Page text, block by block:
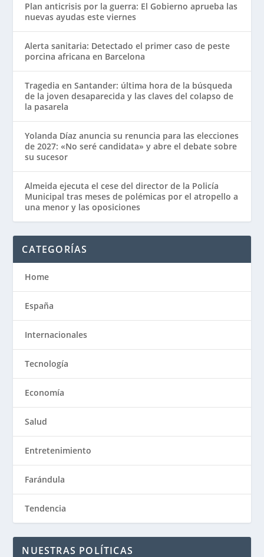
Plan anticrisis por la guerra: El Gobierno aprueba las
nuevas ayudas este viernes
Alerta sanitaria: Detectado el primer caso de peste
porcina africana en Barcelona
Tragedia en Santander: última hora de la búsqueda
de la joven desaparecida y las claves del colapso de
la pasarela
Yolanda Díaz anuncia su renuncia para las elecciones
de 2027: «No seré candidata» y abre el debate sobre
su sucesor
Almeida ejecuta el cese del director de la Policía
Municipal tras meses de polémicas por el atropello a
una menor y las oposiciones
CATEGORÍAS
Home
España
Internacionales
Tecnología
Economía
Salud
Entretenimiento
Farándula
Tendencia
NUESTRAS POLÍTICAS